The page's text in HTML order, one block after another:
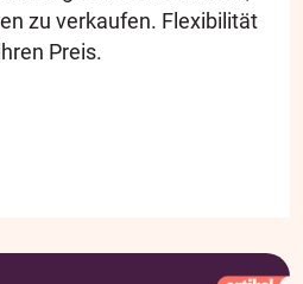
zu verkaufen. Flexibilität
Preis.